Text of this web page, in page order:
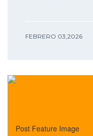
FEBRERO 03,2026